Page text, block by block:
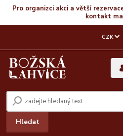
Pro organizci akci a větší
kontakt
CZK
Hledat